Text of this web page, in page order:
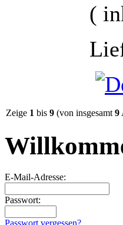
(
Zeige 1 bis 9 (von insgesamt 9
E-Mail-Adresse:
Passwort:
Passwort vergessen?